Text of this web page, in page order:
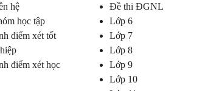
hệ
học tập
điểm xét tốt
điểm xét học
Đề thi ĐGNL
Lớp 6
Lớp 7
Lớp 8
Lớp 9
Lớp 10